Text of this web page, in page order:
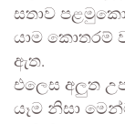
සතාව
යාම කොතරම්
ඇත.
එලෙස අලුත
යෑම නිසා